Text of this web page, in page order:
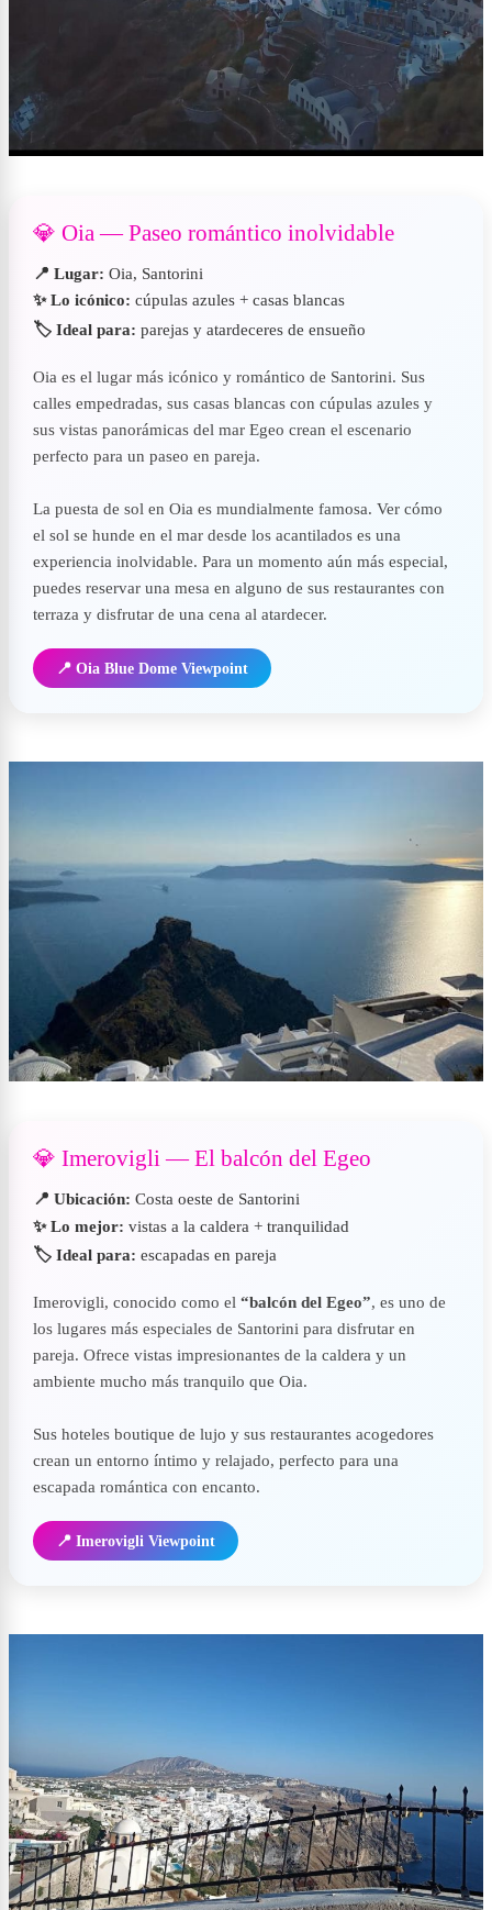
💎 Oia — Paseo romántico inolvidable
📍 Lugar: Oia, Santorini
✨ Lo icónico: cúpulas azules + casas blancas
🏷️ Ideal para: parejas y atardeceres de ensueño
Oia es el lugar más icónico y romántico de Santorini. Sus
calles empedradas, sus casas blancas con cúpulas azules y
sus vistas panorámicas del mar Egeo crean el escenario
perfecto para un paseo en pareja.
La puesta de sol en Oia es mundialmente famosa. Ver cómo
el sol se hunde en el mar desde los acantilados es una
experiencia inolvidable. Para un momento aún más especial,
puedes reservar una mesa en alguno de sus restaurantes con
terraza y disfrutar de una cena al atardecer.
📍 Oia Blue Dome Viewpoint
💎 Imerovigli — El balcón del Egeo
📍 Ubicación: Costa oeste de Santorini
✨ Lo mejor: vistas a la caldera + tranquilidad
🏷️ Ideal para: escapadas en pareja
Imerovigli, conocido como el“balcón del Egeo”, es uno de
los lugares más especiales de Santorini para disfrutar en
pareja. Ofrece vistas impresionantes de la caldera y un
ambiente mucho más tranquilo que Oia.
Sus hoteles boutique de lujo y sus restaurantes acogedores
crean un entorno íntimo y relajado, perfecto para una
escapada romántica con encanto.
📍 Imerovigli Viewpoint